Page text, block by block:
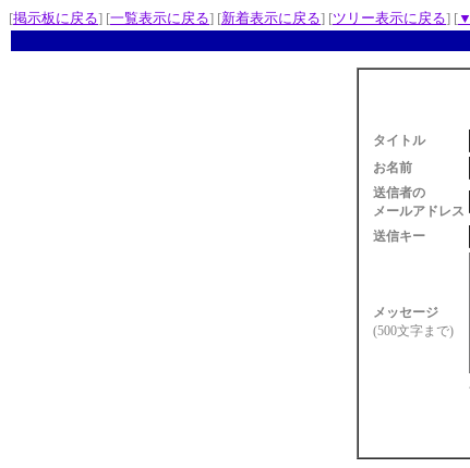
[掲示板に戻る] [一覧表示に戻る] [新着表示に戻る] [ツリー表示に戻る] [▼
タイトル
お名前
送信者の
メールアドレス
送信キー
メッセージ
(500文字まで)